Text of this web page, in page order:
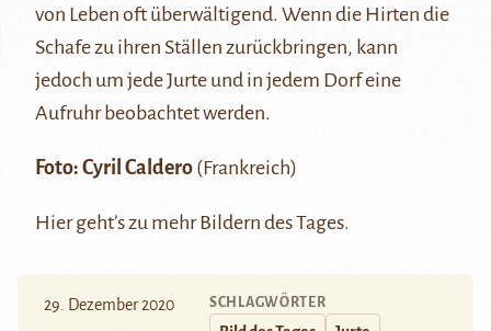
von Leben oft überwältigend. Wenn die Hirten die
Schafe zu ihren Ställen zurückbringen, kann
jedoch um jede Jurte und in jedem Dorf eine
Aufruhr beobachtet werden.
Foto: Cyril Caldero (Frankreich)
Hiergeht’s zu mehr Bildern des Tages.
29. Dezember 2020 SCHLAGWÖRTER